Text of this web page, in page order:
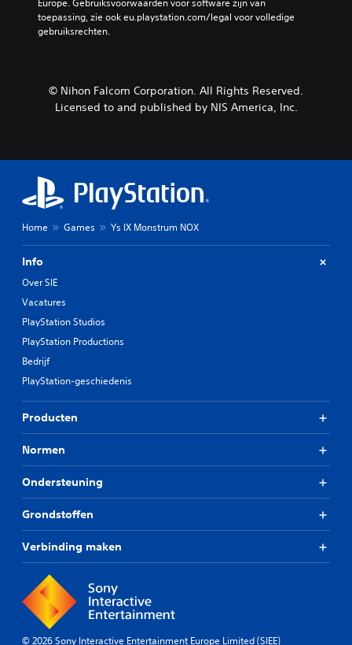
Europe. Gebruiksvoorwaarden voor software zijn van
toepassing, zie ook eu.playstation.com/legal voor volledige
gebruiksrechten.
© Nihon Falcom Corporation. All Rights Reserved.
Licensed to and published by NIS America, Inc.
Home Games Ys IX Monstrum NOX
Info
Over SIE
Vacatures
PlayStation Studios
PlayStation Productions
Bedrijf
PlayStation-geschiedenis
Producten
Normen
Ondersteuning
Grondstoffen
Verbinding maken
© 2026 Sony Interactive Entertainment Europe Limited (SIEE)